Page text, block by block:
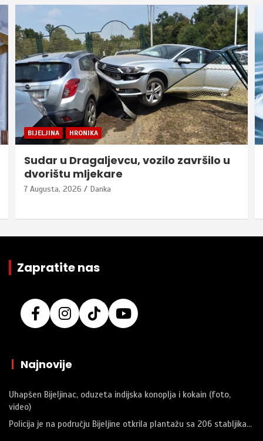
BIJELJINA HRONIKA
Sudar u Dragaljevcu, vozilo završilo u
dvorištu mljekare
7 Augusta, 2026 Danka
Zapratite nas
| Najnovije
Uhapšen Bijeljinac, oduzeta indijska konoplja i kokain (foto,
video)
Policija je na području Bijeljine otkrila plantažu sa 206 stabljika…